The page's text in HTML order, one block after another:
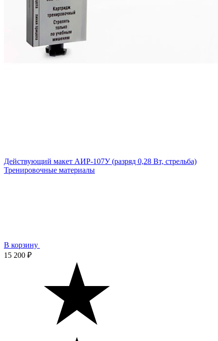
Действующий макет АИР-107У (разряд 0,28 Вт, стрельба)
Тренировочные материалы
В корзину
15 200 ₽